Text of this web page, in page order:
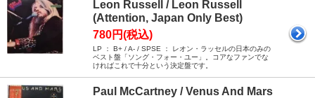
Leon Russell / Leon Russell
(Attention, Japan Only Best)
780円(税込)
LP ： B+ / A- / SPSE ： レオン・ラッセルの日本のみの
ベスト盤「ソング・フォー・ユー」。コアなファンでな
ければこれで十分という決定盤です。
Paul McCartney / Venus And Mars